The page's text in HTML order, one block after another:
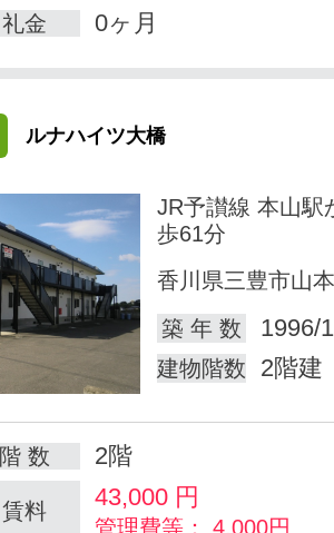
礼金 0ヶ月
ルナハイツ大橋
JR予讃線 本山駅
歩61分
香川県三豊市山
築 年 数
1996/
建物階数 2階建
階 数 2階
賃料 43,000 円
管理費等： 4,000円